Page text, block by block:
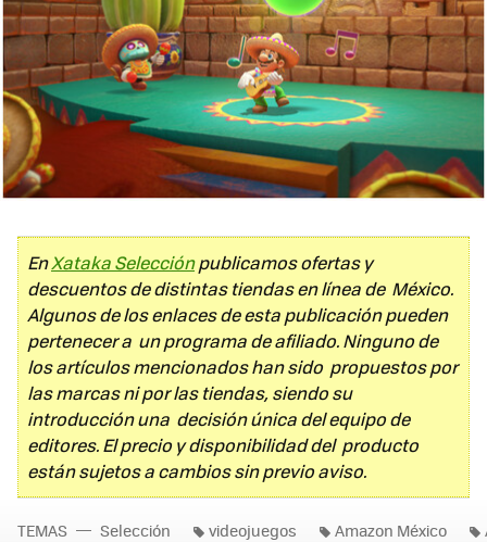
EnXataka Selecciónpublicamos ofertas y
descuentos de distintas tiendas en línea de México.
Algunos de los enlaces de esta publicación pueden
pertenecer a un programa de afiliado. Ninguno de
los artículos mencionados han sido propuestos por
las marcas ni por las tiendas, siendo su
introducción una decisión única del equipo de
editores. El precio y disponibilidad del producto
están sujetos a cambios sin previo aviso.
TEMAS Selección videojuegos Amazon México